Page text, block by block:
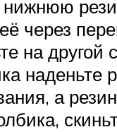
через
на другой
наденьте
а